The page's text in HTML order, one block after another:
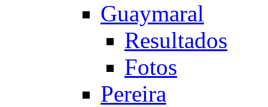
Guaymaral
Resultados
Fotos
Pereira